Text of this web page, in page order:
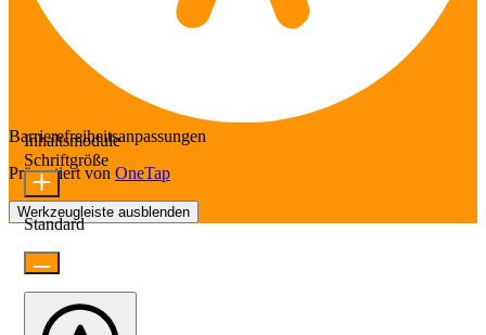
Barrierefreiheitsanpassungen
Präsentiert von OneTap
Werkzeugleiste ausblenden
Inhaltsmodule
Schriftgröße
Standard